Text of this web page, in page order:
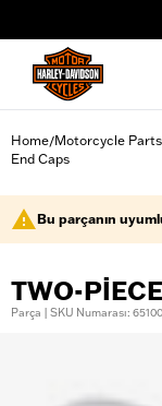
Home/Motorcycle
End Caps
Bu parçanın
TWO-
Parça | SKU Numarası: